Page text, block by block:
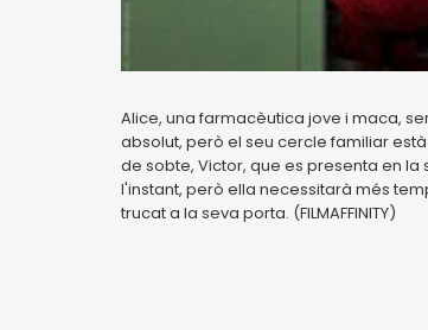
Alice, una farmacèutica jove i maca,
absolut, però el seu cercle familiar
de sobte, Victor, que es presenta en
l'instant, però ella necessitarà més
trucat a la seva porta. (FILMAFFINITY)